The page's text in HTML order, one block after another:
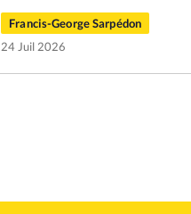
Francis-George Sarpédon
24 Juil 2026